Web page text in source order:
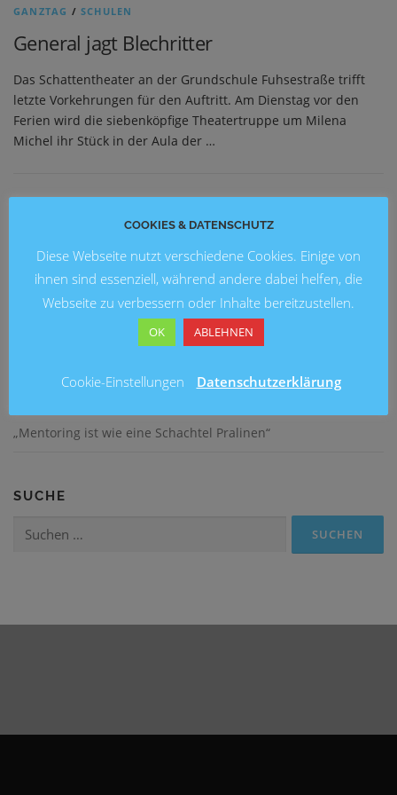
GANZTAG /SCHULEN
General jagt Blechritter
Das Schattentheater an der Grundschule Fuhsestraße trifft
letzte Vorkehrungen für den Auftritt. Am Dienstag vor den
Ferien wird die siebenköpfige Theatertruppe um Milena
Michel ihr Stück in der Aula der …
NEUESTE BEITRÄGE
Blick in die Zukunft: Kunstausstellung 2026 an der
Grundschule Marienwerder
Ein fröhliches Schulfest an der Brüder-Grimm-Schule
Lesung mit Ingo Siegner an der Grundschule Mühlenberg
„Mentoring ist wie eine Schachtel Pralinen“
SUCHE
Suchen
COOKIES & DATENSCHUTZ
Diese Webseite nutzt verschiedene Cookies. Einige von
ihnen sind essenziell, während andere dabei helfen, die
Webseite zu verbessern oder Inhalte bereitzustellen.
OK ABLEHNEN
Cookie-Einstellungen Datenschutzerklärung